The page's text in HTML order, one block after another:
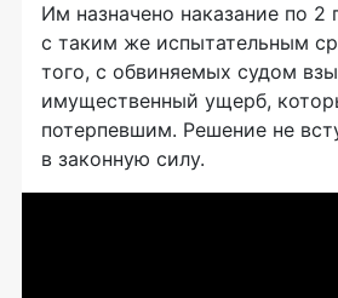
Им назначено наказание по 2
с таким же испытательным
того, с обвиняемых судом
имущественный ущерб,
потерпевшим. Решение не
в законную силу.